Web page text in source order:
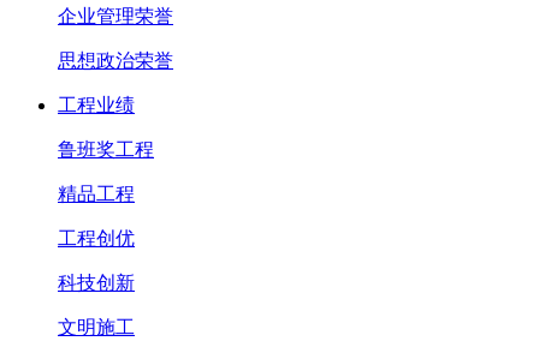
企业管理荣誉
思想政治荣誉
工程业绩
鲁班奖工程
精品工程
工程创优
科技创新
文明施工